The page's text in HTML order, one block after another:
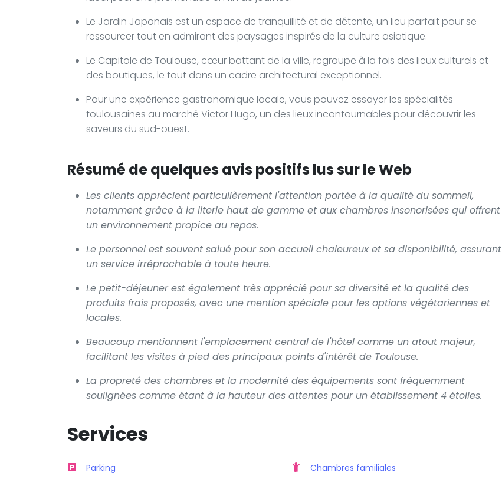
Le Jardin Japonais est un espace de tranquillité et de détente, un lieu parfait pour se
ressourcer tout en admirant des paysages inspirés de la culture asiatique.
Le Capitole de Toulouse, cœur battant de la ville, regroupe à la fois des lieux culturels et
des boutiques, le tout dans un cadre architectural exceptionnel.
Pour une expérience gastronomique locale, vous pouvez essayer les spécialités
toulousaines au marché Victor Hugo, un des lieux incontournables pour découvrir les
saveurs du sud-ouest.
Résumé de quelques avis positifs lus sur le Web
Les clients apprécient particulièrement l'attention portée à la qualité du sommeil,
notamment grâce à la literie haut de gamme et aux chambres insonorisées qui offrent
un environnement propice au repos.
Le personnel est souvent salué pour son accueil chaleureux et sa disponibilité, assurant
un service irréprochable à toute heure.
Le petit-déjeuner est également très apprécié pour sa diversité et la qualité des
produits frais proposés, avec une mention spéciale pour les options végétariennes et
locales.
Beaucoup mentionnent l'emplacement central de l'hôtel comme un atout majeur,
facilitant les visites à pied des principaux points d'intérêt de Toulouse.
La propreté des chambres et la modernité des équipements sont fréquemment
soulignées comme étant à la hauteur des attentes pour un établissement 4 étoiles.
Services
Parking Chambres familiales